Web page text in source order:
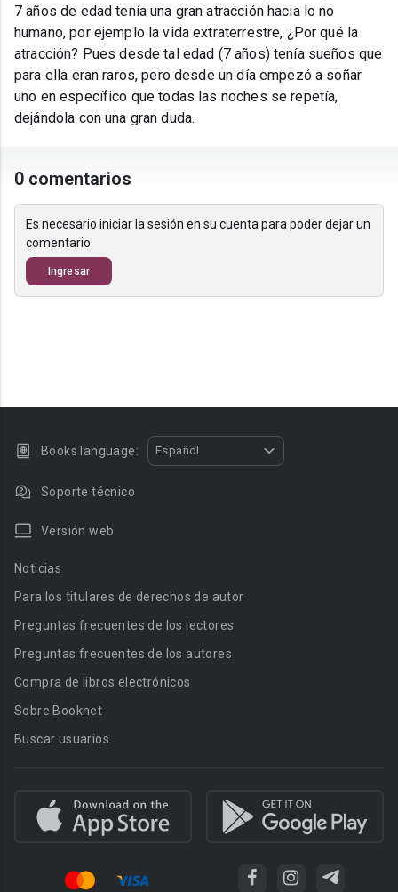
7 años de edad tenía una gran atracción hacia lo no
humano, por ejemplo la vida extraterrestre, ¿Por qué la
atracción? Pues desde tal edad (7 años) tenía sueños que
para ella eran raros, pero desde un día empezó a soñar
uno en específico que todas las noches se repetía,
dejándola con una gran duda.
0 comentarios
Es necesario iniciar la sesión en su cuenta para poder dejar un
comentario
Ingresar
Books language: Español
Soporte técnico
Versión web
Noticias
Para los titulares de derechos de autor
Preguntas frecuentes de los lectores
Preguntas frecuentes de los autores
Compra de libros electrónicos
Sobre Booknet
Buscar usuarios